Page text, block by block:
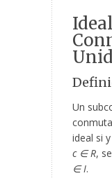
Un
ideal si
c ∈ R,
∈ I.